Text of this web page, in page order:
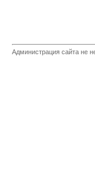
Администрация сайта не